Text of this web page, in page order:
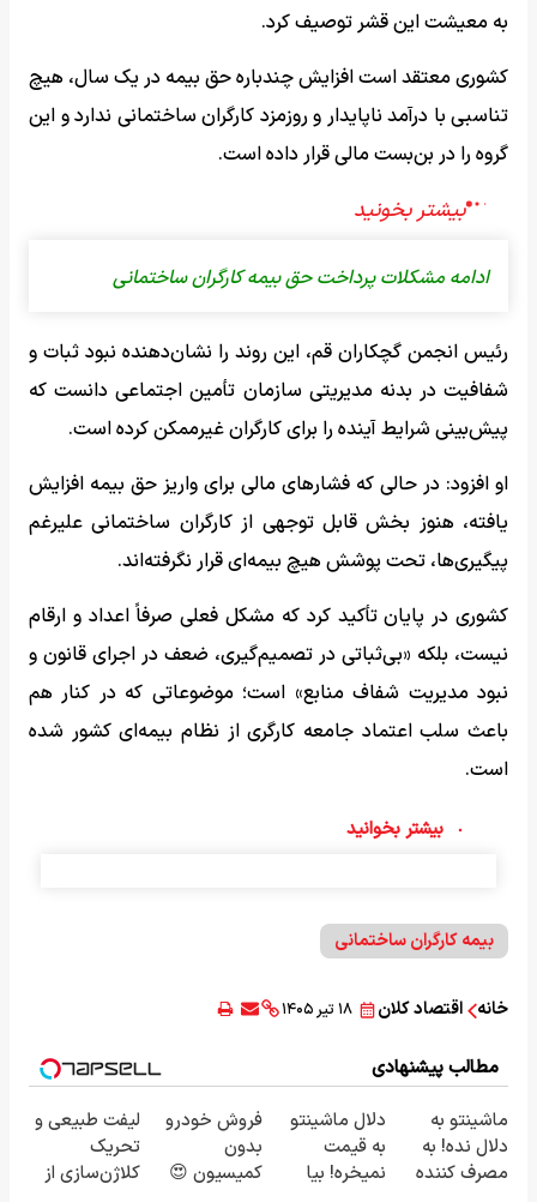
به معیشت این قشر توصیف کرد.
کشوری معتقد است افزایش چندباره حق بیمه در یک سال، هیچ
تناسبی با درآمد ناپایدار و روزمزد کارگران ساختمانی ندارد و این
گروه را در بن‌بست مالی قرار داده است.
ادامه مشکلات پرداخت حق بیمه کارگران ساختمانی
رئیس انجمن گچکاران قم، این روند را نشان‌دهنده نبود ثبات و
شفافیت در بدنه مدیریتی سازمان تأمین اجتماعی دانست که
پیش‌بینی شرایط آینده را برای کارگران غیرممکن کرده است.
او افزود: در حالی که فشارهای مالی برای واریز حق بیمه افزایش
یافته، هنوز بخش قابل توجهی از کارگران ساختمانی علیرغم
پیگیری‌ها، تحت پوشش هیچ بیمه‌ای قرار نگرفته‌اند.
کشوری در پایان تأکید کرد که مشکل فعلی صرفاً اعداد و ارقام
نیست، بلکه «بی‌ثباتی در تصمیم‌گیری، ضعف در اجرای قانون و
نبود مدیریت شفاف منابع» است؛ موضوعاتی که در کنار هم
باعث سلب اعتماد جامعه کارگری از نظام بیمه‌ای کشور شده
است.
بیشتر بخوانید
بیمه کارگران ساختمانی
خانه اقتصاد کلان ۱۸ تیر ۱۴۰۵
مطالب پیشنهادی
ماشینتو به
دلال نده! به
مصرف کننده
دلال ماشینتو
به قیمت
نمیخره! بیا
فروش خودرو
بدون
کمیسیون 😍
لیفت طبیعی و
تحریک
کلاژن‌سازی از